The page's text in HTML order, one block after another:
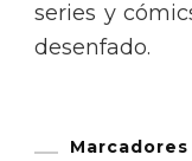
series y
desenfado.
Marcadores